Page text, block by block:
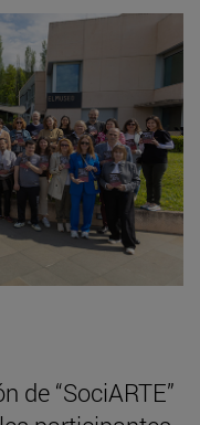
de “SociARTE”